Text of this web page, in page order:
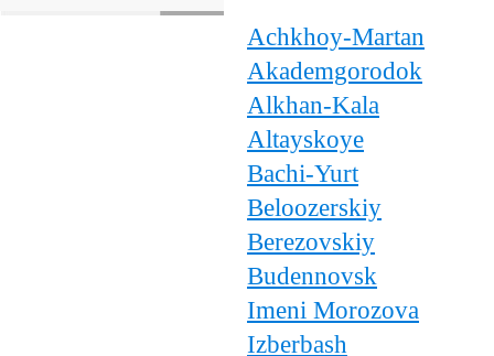
Achkhoy-Martan
Akademgorodok
Alkhan-Kala
Altayskoye
Bachi-Yurt
Beloozerskiy
Berezovskiy
Budennovsk
Imeni Morozova
Izberbash